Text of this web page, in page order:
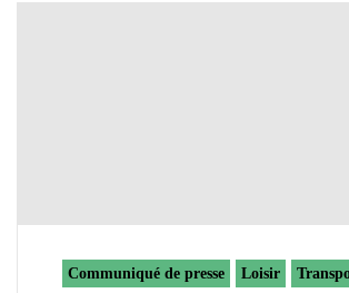
Communiqué de presse Loisir